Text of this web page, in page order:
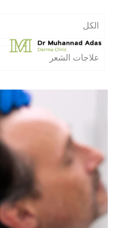
الكل
علاجات الشعر